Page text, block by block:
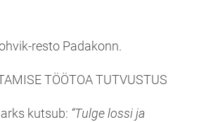
resto Padakonn.
TÖÖTOA TUTVUSTUS
kutsub: “Tulge lossi ja